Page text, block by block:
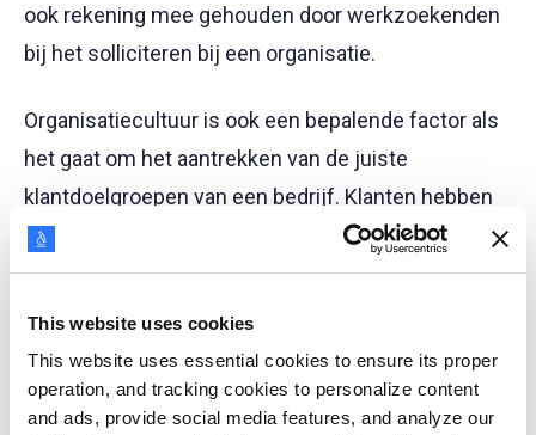
This website uses cookies
This website uses essential cookies to ensure its proper
operation, and tracking cookies to personalize content
and ads, provide social media features, and analyze our
ook rekening mee gehouden door werkzoekenden
bij het solliciteren bij een organisatie.
Organisatiecultuur is ook een bepalende factor als
het gaat om het aantrekken van de juiste
klantdoelgroepen van een bedrijf. Klanten hebben
de neiging zich meer te associëren met
organisaties die een gezonde werkomgeving
bevorderen en ervoor zorgen dat de werknemers
positieve werkervaringen hebben.
Bedrijfscultuur weerspiegelt ook de gedeelde